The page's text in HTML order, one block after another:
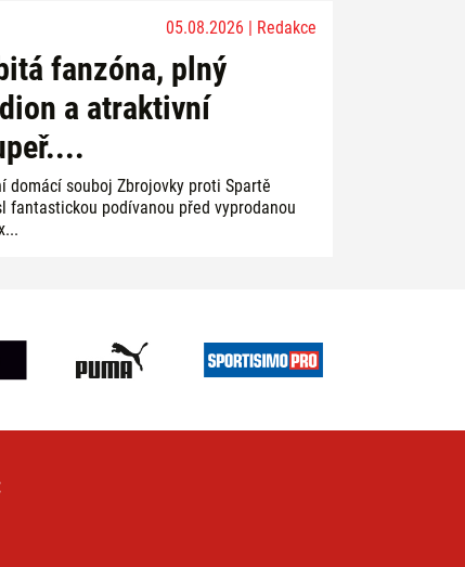
05.08.2026 | Redakce
fanzóna, plný
a atraktivní
domácí souboj Zbrojovky proti Spartě
fantastickou podívanou před vyprodanou